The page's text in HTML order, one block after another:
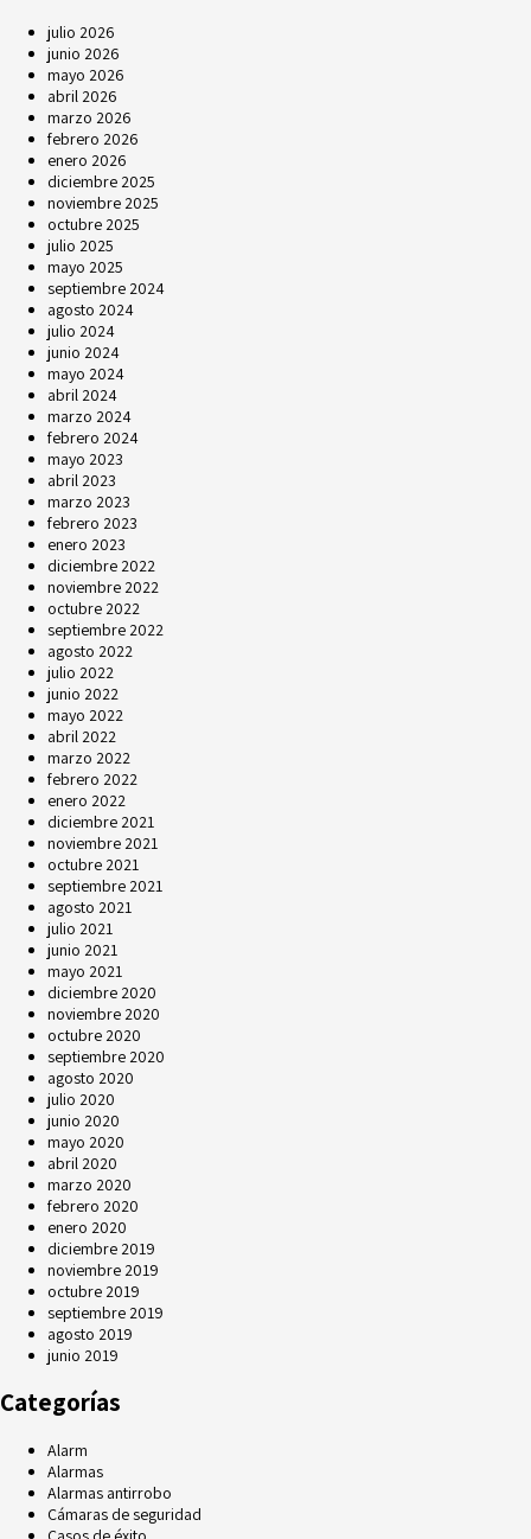
julio 2026
junio 2026
mayo 2026
abril 2026
marzo 2026
febrero 2026
enero 2026
diciembre 2025
noviembre 2025
octubre 2025
julio 2025
mayo 2025
septiembre 2024
agosto 2024
julio 2024
junio 2024
mayo 2024
abril 2024
marzo 2024
febrero 2024
mayo 2023
abril 2023
marzo 2023
febrero 2023
enero 2023
diciembre 2022
noviembre 2022
octubre 2022
septiembre 2022
agosto 2022
julio 2022
junio 2022
mayo 2022
abril 2022
marzo 2022
febrero 2022
enero 2022
diciembre 2021
noviembre 2021
octubre 2021
septiembre 2021
agosto 2021
julio 2021
junio 2021
mayo 2021
diciembre 2020
noviembre 2020
octubre 2020
septiembre 2020
agosto 2020
julio 2020
junio 2020
mayo 2020
abril 2020
marzo 2020
febrero 2020
enero 2020
diciembre 2019
noviembre 2019
octubre 2019
septiembre 2019
agosto 2019
junio 2019
Categorías
Alarm
Alarmas
Alarmas antirrobo
Cámaras de seguridad